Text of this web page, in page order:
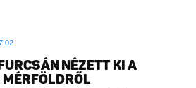
NÉZETT KI A